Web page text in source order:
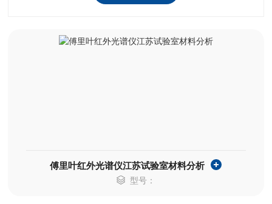
傅里叶红外光谱仪江苏试验室材料分析
型号：